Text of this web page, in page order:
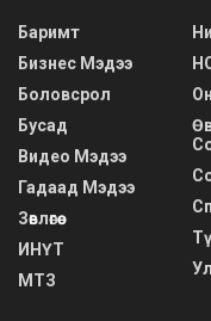
Баримт
Бизнес Мэдээ
Боловсрол
Бусад
Видео Мэдээ
Гадаад Мэдээ
Зөвлөгөө
ИНҮТ
МТЗ